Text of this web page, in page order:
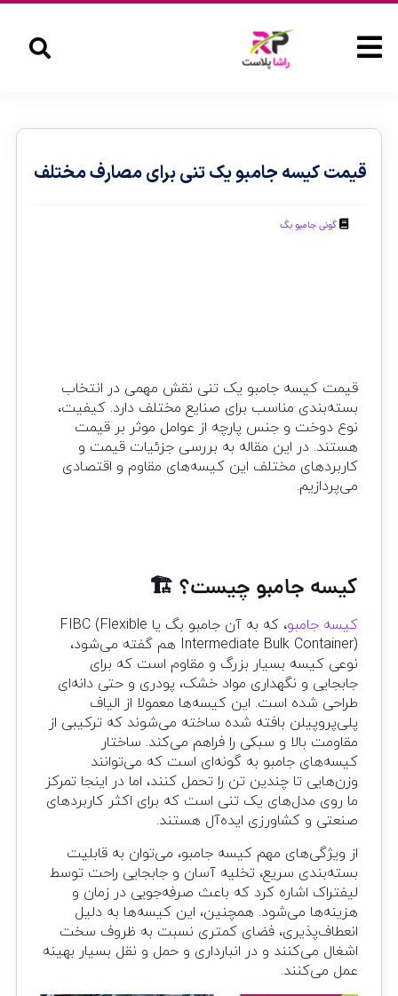
قیمت کیسه جامبو یک تنی برای مصارف مختلف
گونی جامبو بگ
قیمت کیسه جامبو یک تنی نقش مهمی در انتخاب
بسته‌بندی مناسب برای صنایع مختلف دارد. کیفیت،
نوع دوخت و جنس پارچه از عوامل موثر بر قیمت
هستند. در این مقاله به بررسی جزئیات قیمت و
کاربردهای مختلف این کیسه‌های مقاوم و اقتصادی
می‌پردازیم.
کیسه جامبو چیست؟ 🏗️
کیسه جامبو
، که به آن جامبو بگ یا FIBC (Flexible
Intermediate Bulk Container) هم گفته می‌شود،
نوعی کیسه بسیار بزرگ و مقاوم است که برای
جابجایی و نگهداری مواد خشک، پودری و حتی دانه‌ای
طراحی شده است. این کیسه‌ها معمولا از الیاف
پلی‌پروپیلن بافته شده ساخته می‌شوند که ترکیبی از
مقاومت بالا و سبکی را فراهم می‌کند. ساختار
کیسه‌های جامبو به گونه‌ای است که می‌توانند
وزن‌هایی تا چندین تن را تحمل کنند، اما در اینجا تمرکز
ما روی مدل‌های یک تنی است که برای اکثر کاربردهای
صنعتی و کشاورزی ایده‌آل هستند.
از ویژگی‌های مهم کیسه جامبو، می‌توان به قابلیت
بسته‌بندی سریع، تخلیه آسان و جابجایی راحت توسط
لیفتراک اشاره کرد که باعث صرفه‌جویی در زمان و
هزینه‌ها می‌شود. همچنین، این کیسه‌ها به دلیل
انعطاف‌پذیری، فضای کمتری نسبت به ظروف سخت
اشغال می‌کنند و در انبارداری و حمل و نقل بسیار بهینه
عمل می‌کنند.